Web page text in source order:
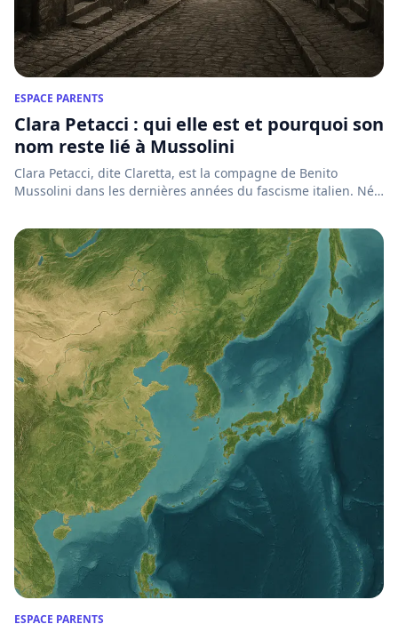
ESPACE PARENTS
Clara Petacci : qui elle est et pourquoi son
nom reste lié à Mussolini
Clara Petacci, dite Claretta, est la compagne de Benito
Mussolini dans les dernières années du fascisme italien. Née
ESPACE PARENTS